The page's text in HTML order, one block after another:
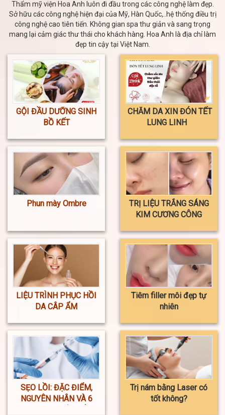
Thẩm mỹ viện Hoa Anh luôn đi đầu trong các công nghệ làm đẹp.
Sở hữu các công nghệ hiện đại của Mỹ, Hàn Quốc,..hệ thống điều trị
công nghệ cao tiên tiến. Không gian spa thư giản và sang trọng
mang lại cảm giác thư thái cho khách hàng. Hoa Anh là địa chỉ làm
đẹp tin cậy tại Việt Nam.
GỘI ĐẦU DƯỠNG SINH
BỒ KẾT
CHĂM DA XIN ĐÓN TẾT
LUNG LINH
Phun mày Ombre
TRỊ LIỆU TRẮNG SÁNG
KIM CƯƠNG CÔNG
LIỆU TRÌNH PHỤC HỒI
DA CÂP ẨM
Tiêm filler môi đẹp tự
nhiên
SẸO LỒI: ĐẶC ĐIỂM,
NGUYÊN NHÂN VÀ 6
Trị nám bằng Laser có
tốt không?